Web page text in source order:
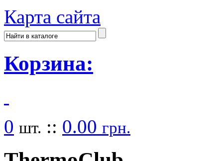
Карта сайта
Корзина:
0 шт. :: 0.00 грн.